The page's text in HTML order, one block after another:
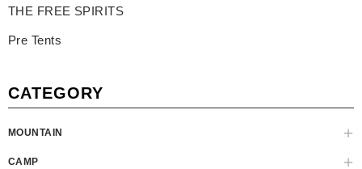
THE FREE SPIRITS
Pre Tents
CATEGORY
MOUNTAIN
CAMP